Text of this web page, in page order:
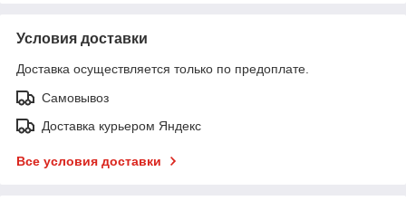
Условия доставки
Доставка осуществляется только по предоплате.
Самовывоз
Доставка курьером Яндекс
Все условия доставки